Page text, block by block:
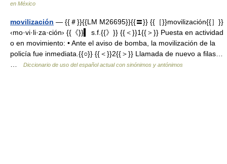
en México
movilización — {{＃}}{{LM M26695}}{{〓}} {{［}}movilización{{］}}
‹mo·vi·li·za·ción› {{《}}▍ s.f.{{》}} {{＜}}1{{＞}} Puesta en actividad
o en movimiento: • Ante el aviso de bomba, la movilización de la
policía fue inmediata.{{○}} {{＜}}2{{＞}} Llamada de nuevo a filas…
Diccionario de uso del español actual con sinónimos y antónimos